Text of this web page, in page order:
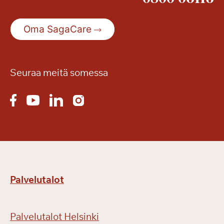
Oma SagaCare
Seuraa meitä somessa
Palvelutalot
Palvelutalot Helsinki